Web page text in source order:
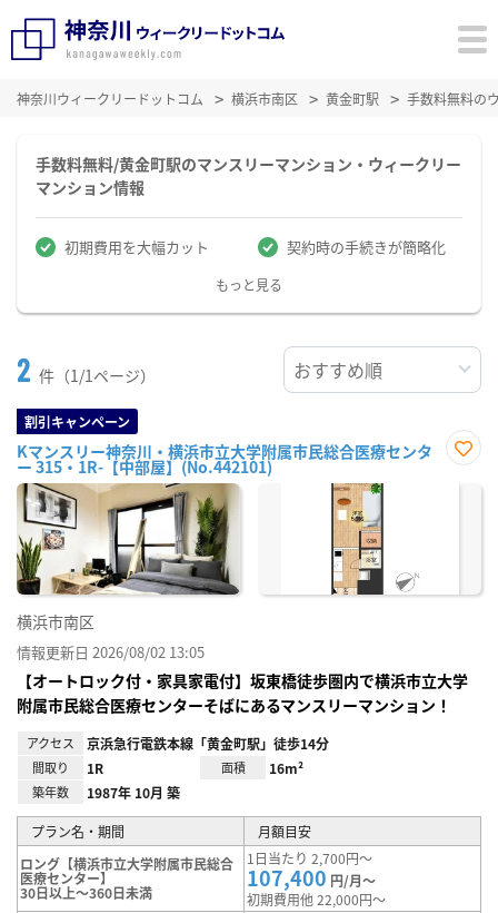
神奈川ウィークリードットコム 横浜市南区 黄金町駅 手数料無料の
手数料無料/黄金町駅のマンスリーマンション・ウィークリー
マンション情報
初期費用を大幅カット 契約時の手続きが簡略化
もっと見る
2 件（1/1ページ）
割引キャンペーン
Kマンスリー神奈川・横浜市立大学附属市民総合医療センタ
ー 315・1R-【中部屋】(No.442101)
に入
横浜市南区
情報更新日 2026/08/02 13:05
【オートロック付・家具家電付】坂東橋徒歩圏内で横浜市立大学
附属市民総合医療センターそばにあるマンスリーマンション！
アクセス 京浜急行電鉄本線「黄金町駅」徒歩14分
間取り 1R 面積 16m²
築年数 1987年 10月 築
プラン名・期間
月額目安
ロング【横浜市立大学附属市民総合
医療センター】
30日以上～360日未満
1日当たり 2,700円～
107,400 円/月～
初期費用他 22,000円～